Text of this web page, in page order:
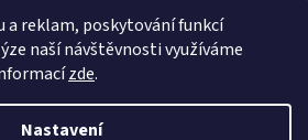
a reklam, poskytování funkcí
naší návštěvnosti využíváme
zde.
Nastavení